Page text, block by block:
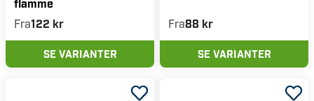
flamme
Fra122 kr
SE VARIANTER
Fra88 kr
SE VARIANTER